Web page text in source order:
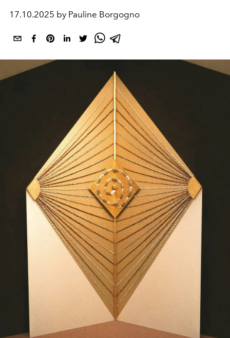
17.10.2025 by Pauline Borgogno